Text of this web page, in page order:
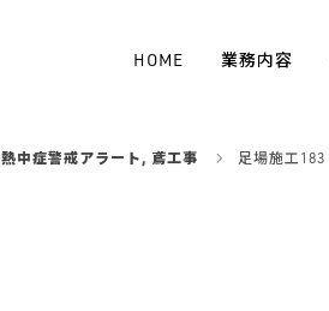
HOME 業務内容
熱中症警戒アラート, 鳶工事 足場施工183